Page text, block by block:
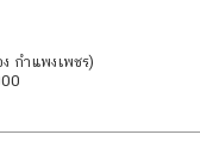
กำแพงเพชร)